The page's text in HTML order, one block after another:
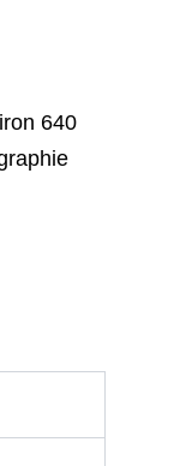
640